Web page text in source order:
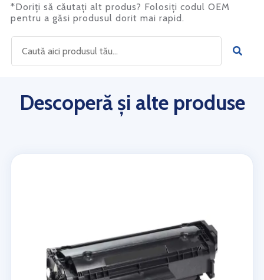
*Doriți să căutați alt produs? Folosiți codul OEM
pentru a găsi produsul dorit mai rapid.
Descoperă și alte produse